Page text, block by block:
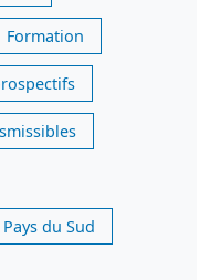
Formation
Pays du Sud